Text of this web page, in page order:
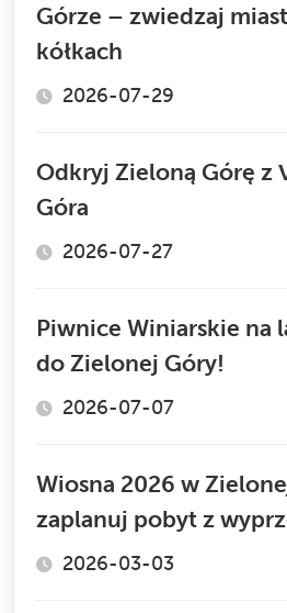
Górze – zwiedzaj
kółkach
2026-07-29
Odkryj Zieloną Górę z
Góra
2026-07-27
Piwnice Winiarskie na
do Zielonej Góry!
2026-07-07
Wiosna 2026 w
zaplanuj pobyt z
2026-03-03